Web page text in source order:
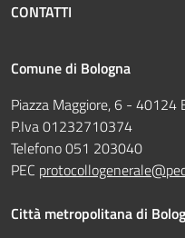
CONTATTI
Comune di Bologna
Piazza Maggiore, 6 - 40124
P.Iva 01232710374
Telefono 051 203040
PEC
Città metropolitana di